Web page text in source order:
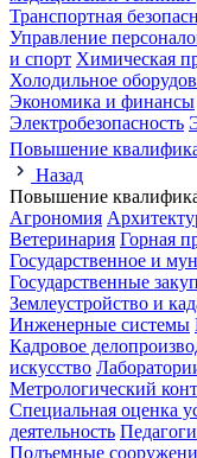
Транспортная
Управление
и спорт Химическая
Холодильное
Экономика и финансы
Электробезопасность
Повышение
Назад
Повышение
Агрономия
Ветеринария Горная
Государственное и
Государственные
Землеустройство и
Инженерные системы
Кадровое
искусство
Метрологический
Специальная оценка
деятельность
Подъемные